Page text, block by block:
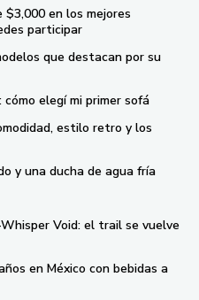
$3,000 en los mejores
participar
que destacan por su
elegí mi primer sofá
estilo retro y los
y una ducha de agua fría
Void: el trail se vuelve
en México con bebidas a